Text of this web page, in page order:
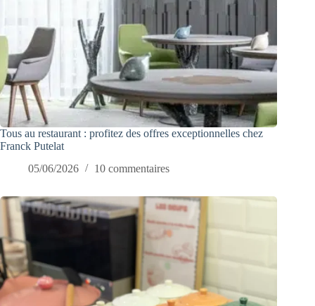
Tous au restaurant : profitez des offres exceptionnelles chez
Franck Putelat
05/06/2026
10 commentaires